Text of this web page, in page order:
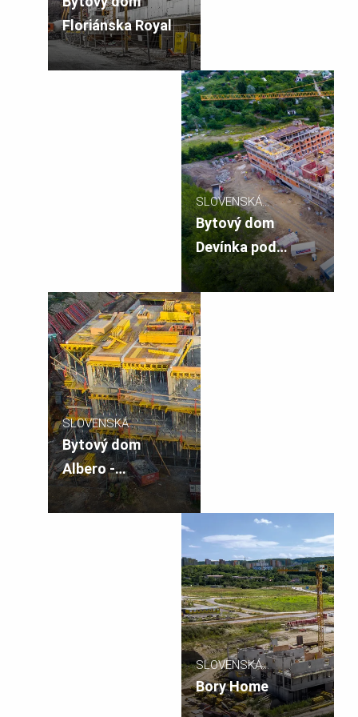
Floriánska Royal
SLOVENSKÁ
REPUBLIKA
Bytový dom
Devínka pod
lesom
SLOVENSKÁ
REPUBLIKA
Bytový dom
Albero -
polyfunkčný
komplex
SLOVENSKÁ
REPUBLIKA
Bory Home